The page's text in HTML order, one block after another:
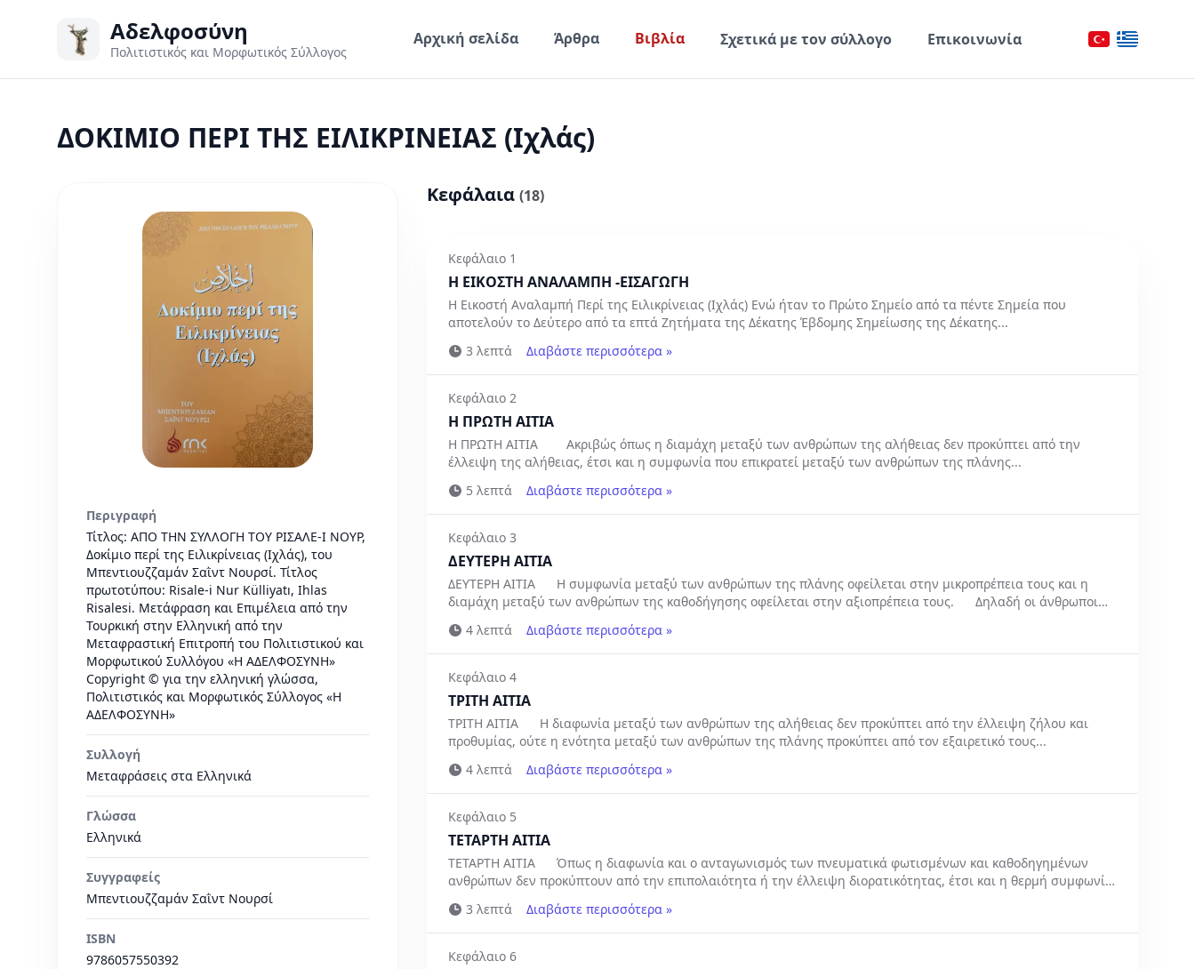
Αδελφοσύνη
Πολιτιστικός και Μορφωτικός Σύλλογος
Αρχική σελίδα Άρθρα Βιβλία Σχετικά με τον σύλλογο Επικοινωνία
ΔΟΚΙΜΙΟ ΠΕΡΙ ΤΗΣ ΕΙΛΙΚΡΙΝΕΙΑΣ (Ιχλάς)
Περιγραφή
Τίτλος: ΑΠΟ ΤΗΝ ΣΥΛΛΟΓΗ ΤΟΥ ΡΙΣΑΛΕ-Ι ΝΟΥΡ,
Δοκίμιο περί της Ειλικρίνειας (Ιχλάς), του
Μπεντιουζζαμάν Σαῒντ Νουρσί. Τίτλος
πρωτοτύπου: Risale-i Nur Külliyatı, Ihlas
Risalesi. Μετάφραση και Επιμέλεια από την
Τουρκική στην Ελληνική από την
Μεταφραστική Επιτροπή του Πολιτιστικού και
Μορφωτικού Συλλόγου «Η ΑΔΕΛΦΟΣΥΝΗ»
Copyright © για την ελληνική γλώσσα,
Πολιτιστικός και Μορφωτικός Σύλλογος «Η
ΑΔΕΛΦΟΣΥΝΗ»
Συλλογή
Μεταφράσεις στα Ελληνικά
Γλώσσα
Ελληνικά
Συγγραφείς
Μπεντιουζζαμάν Σαῒντ Νουρσί
ISBN
9786057550392
Κεφάλαια (18)
Κεφάλαιο 1
Η ΕΙΚΟΣΤΗ ΑΝΑΛΑΜΠΗ -ΕΙΣΑΓΩΓΗ
Η Εικοστή Αναλαμπή Περί της Ειλικρίνειας (Ιχλάς) Ενώ ήταν το Πρώτο Σημείο από τα πέντε Σημεία που
αποτελούν το Δεύτερο από τα επτά Ζητήματα της Δέκατης Έβδομης Σημείωσης της Δέκατης...
3 λεπτά
Διαβάστε περισσότερα »
Κεφάλαιο 2
Η ΠΡΩΤΗ ΑΙΤΙΑ
Η ΠΡΩΤΗ ΑΙΤΙΑ Ακριβώς όπως η διαμάχη μεταξύ των ανθρώπων της αλήθειας δεν προκύπτει από την
έλλειψη της αλήθειας, έτσι και η συμφωνία που επικρατεί μεταξύ των ανθρώπων της πλάνης...
5 λεπτά
Διαβάστε περισσότερα »
Κεφάλαιο 3
ΔΕΥΤΕΡΗ ΑΙΤΙΑ
ΔΕΥΤΕΡΗ ΑΙΤΙΑ Η συμφωνία μεταξύ των ανθρώπων της πλάνης οφείλεται στην μικροπρέπεια τους και η
διαμάχη μεταξύ των ανθρώπων της καθοδήγησης οφείλεται στην αξιοπρέπεια τους. Δηλαδή οι άνθρωποι
4 λεπτά Διαβάστε περισσότερα »
Κεφάλαιο 4
ΤΡΙΤΗ ΑΙΤΙΑ
ΤΡΙΤΗ ΑΙΤΙΑ Η διαφωνία μεταξύ των ανθρώπων της αλήθειας δεν προκύπτει από την έλλειψη ζήλου και
προθυμίας, ούτε η ενότητα μεταξύ των ανθρώπων της πλάνης προκύπτει από τον εξαιρετικό τους...
4 λεπτά
Διαβάστε περισσότερα »
Κεφάλαιο 5
ΤΕΤΑΡΤΗ ΑΙΤΙΑ
ΤΕΤΑΡΤΗ ΑΙΤΙΑ Όπως η διαφωνία και ο ανταγωνισμός των πνευματικά φωτισμένων και καθοδηγημένων
ανθρώπων δεν προκύπτουν από την επιπολαιότητα ή την έλλειψη διορατικότητας, έτσι και η θερμή συμφωνία
3 λεπτά Διαβάστε περισσότερα »
Κεφάλαιο 6